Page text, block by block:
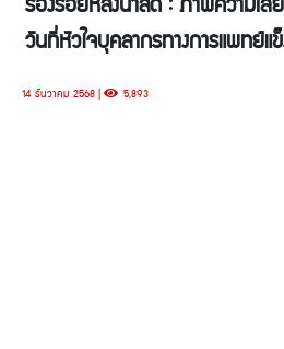
วันที่หัวใจบุคลากรทางการแพทย์แ
14 ธันวาคม 2568 | 5,893